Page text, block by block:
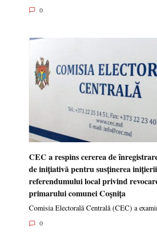
0
CEC a respins cererea de
de inițiativă pentru susținerea inițierii
referendumului local privind
primarului comunei Coșnița
Comisia Electorală Centrală (CEC) a
0